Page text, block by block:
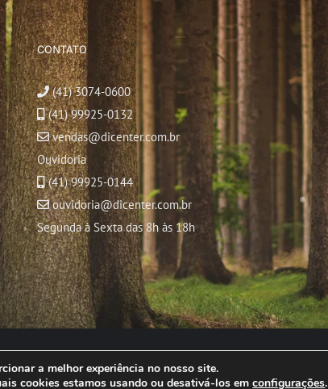
CONTATO
(41) 3074-0600
(41) 99925-0132
vendas@dicenter.com.br
Ouvidoria
(41) 99925-0144
ouvidoria@dicenter.com.br
Segunda à Sexta das 8h às 18h
© Copyright2026 | Todos os direitos reservados
a melhor experiência no nosso site.
cookies estamos usando ou desativá-los emconfigurações.